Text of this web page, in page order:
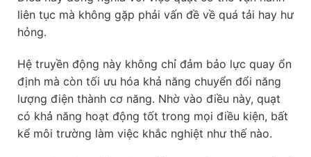
liên tục mà không gặp phải vấn đề về quá tải hay hư
hỏng.
Hệ truyền động này không chỉ đảm bảo lực quay ổn
định mà còn tối ưu hóa khả năng chuyển đổi năng
lượng điện thành cơ năng. Nhờ vào điều này, quạt
có khả năng hoạt động tốt trong mọi điều kiện, bất
kể môi trường làm việc khắc nghiệt như thế nào.